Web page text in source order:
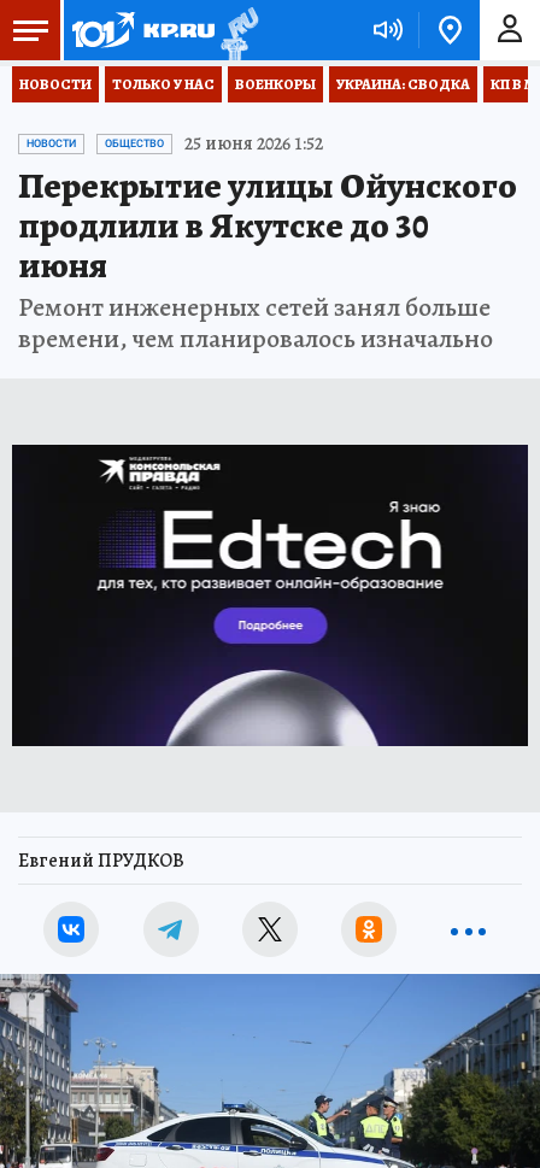
НОВОСТИ ТОЛЬКО У НАС ВОЕНКОРЫ УКРАИНА: СВОДКА КП В
НОВОСТИ ОБЩЕСТВО 25 июня 2026 1:52
Перекрытие улицы Ойунского
продлили в Якутске до 30
июня
Ремонт инженерных сетей занял больше
времени, чем планировалось изначально
Евгений ПРУДКОВ